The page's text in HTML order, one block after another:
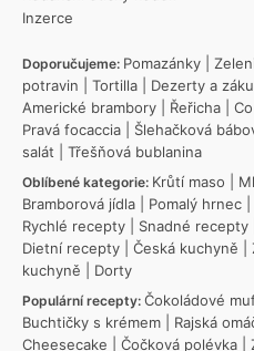
Inzerce
Doporučujeme: Pomazánky
potravin
Tortilla Dezerty a
Americké brambory
Řeřicha
Pravá focaccia
Šlehačková
salát
Třešňová bublanina
Oblíbené kategorie: Krůtí maso
Bramborová jídla
Pomalý hrnec
Rychlé recepty
Snadné recepty
Dietní recepty
Česká kuchyně
kuchyně
Dorty
Populární recepty: Čokoládové
Buchtičky s krémem
Rajská
Cheesecake
Čočková polévka